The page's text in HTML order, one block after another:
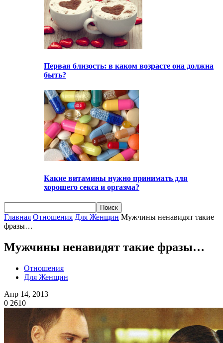
Первая близость: в каком возрасте она должна
быть?
Какие витамины нужно принимать для
хорошего секса и оргазма?
Главная Отношения Для Женщин Мужчины ненавидят такие
фразы…
Мужчины ненавидят такие фразы…
Отношения
Для Женщин
Апр 14, 2013
0 2610